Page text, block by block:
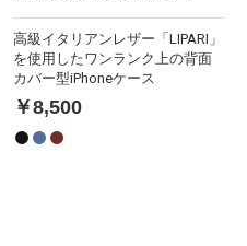
高級イタリアンレザー「LIPARI」
を使用したワンランク上の背面
カバー型iPhoneケース
￥8,500